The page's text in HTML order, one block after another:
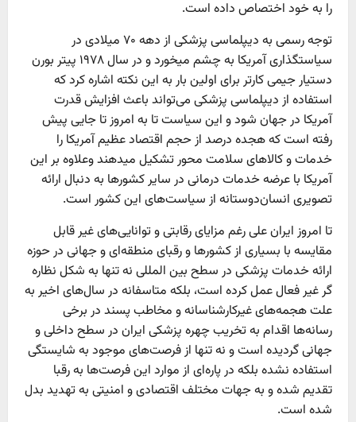
را به خود اختصاص داده است.
توجه رسمی به دیپلماسی پزشکی از دهه ۷۰ میلادی در
سیاستگذاری آمریکا به چشم میخورد و در سال ۱۹۷۸ پیتر بورن
دستیار جیمی کارتر برای اولین بار به این نکته اشاره کرد که
استفاده از دیپلماسی پزشکی می‌تواند باعث افزایش قدرت
آمریکا در جهان شود و این سیاست تا به امروز تا جایی پیش
رفته است که هجده درصد از حجم اقتصاد عظیم آمریکا را
خدمات و کالا‌های سلامت محور تشکیل میدهند وعلاوه بر این
آمریکا با عرضه خدمات درمانی در سایر کشور‌ها به دنبال ارائه
تصویری انسان‌دوستانه از سیاست‌های این کشور است.
تا امروز ایران علی رغم مزایای رقابتی و توانایی‌های غیر قابل
مقایسه با بسیاری از کشور‌ها و رقبای منطقه‌ای و جهانی در حوزه
ارائه خدمات پزشکی در سطح بین المللی نه تنها به شکل نظاره
گر غیر فعال عمل کرده است، بلکه متاسفانه در سال‌های اخیر به
علت هجمه‌های غیرکارشناسانه و مخاطب پسند در برخی
رسانه‌ها اقدام به تخریب چهره پزشکی ایران در سطح داخلی و
جهانی گردیده است و نه تنها از فرصت‌های موجود به شایستگی
استفاده نشده بلکه در پاره‌ای از موارد این فرصت‌ها به رقبا
تقدیم شده و به جهات مختلف اقتصادی و امنیتی به تهدید بدل
شده است.